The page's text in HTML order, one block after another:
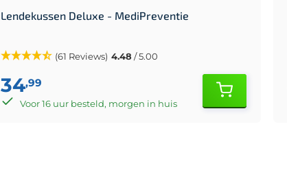
Lendekussen Deluxe - MediPreventie
(61 Reviews) 4.48 / 5.00
34,99
Voor 16 uur besteld, morgen in huis